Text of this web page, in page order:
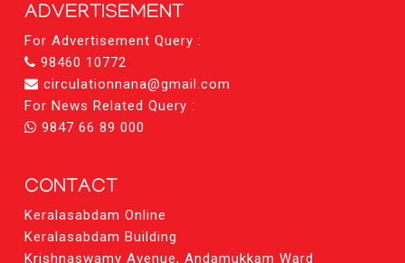
ADVERTISEMENT
For Advertisement Query :
98460 10772
circulationnana@gmail.com
For News Related Query :
9847 66 89 000
CONTACT
Keralasabdam Online
Keralasabdam Building
Krishnaswamy Avenue, Andamukkam Ward